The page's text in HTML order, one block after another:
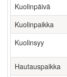
Kuolinpäivä
Kuolinpaikka
Kuolinsyy
Hautauspaikka